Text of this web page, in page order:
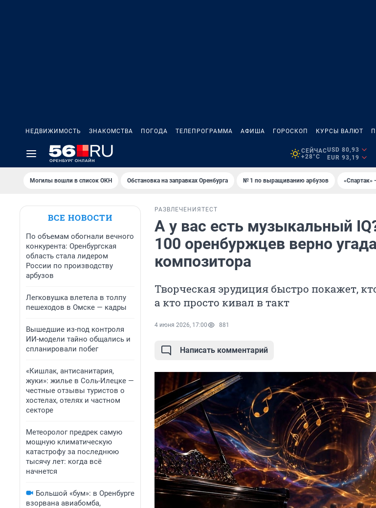
НЕДВИЖИМОСТЬ ЗНАКОМСТВА ПОГОДА ТЕЛЕПРОГРАММА АФИША ГОРОСКОП КУРСЫ ВАЛЮТ
СЕЙЧАС
+28°C
USD 80,93
EUR 93,19
Могилы вошли в список ОКН Обстановка на заправках Оренбурга № 1 по выращиванию арбузов «Спартак»
ВСЕ НОВОСТИ
По объемам обогнали вечного
конкурента: Оренбургская
область стала лидером
России по производству
арбузов
Легковушка влетела в толпу
пешеходов в Омске — кадры
Вышедшие из-под контроля
ИИ-модели тайно общались и
спланировали побег
«Кишлак, антисанитария,
жуки»: жилье в Соль-Илецке —
честные отзывы туристов о
хостелах, отелях и частном
секторе
Метеоролог предрек самую
мощную климатическую
катастрофу за последнюю
тысячу лет: когда всё
начнется
Большой «бум»: в Оренбурге
взорвана авиабомба,
РАЗВЛЕЧЕНИЯ ТЕСТ
А у вас есть музыкальный
100 оренбуржцев верно
композитора
Творческая эрудиция быстро покажет,
а кто просто кивал в такт
4 июня 2026, 17:00 881
Написать комментарий